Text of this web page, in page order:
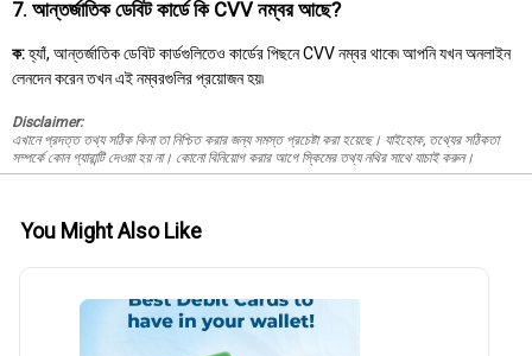
7. আন্তর্জাতিক ডেবিট কার্ডে কি CVV নম্বর আছে?
ক:হ্যাঁ, আন্তর্জাতিক ডেবিট কার্ডগুলিতেও কার্ডের পিছনে CVV নম্বর থাকে৷ আপনি যখন অনলাইন
লেনদেন করেন তখন এই নম্বরগুলির প্রয়োজন হয়৷
Disclaimer:
এখানে প্রদত্ত তথ্য সঠিক কিনা তা নিশ্চিত করার জন্য সমস্ত প্রচেষ্টা করা হয়েছে। যাইহোক, তথ্যের সঠিকতা
সম্পর্কে কোন গ্যারান্টি দেওয়া হয় না। কোনো বিনিয়োগ করার আগে স্কিমের তথ্য নথির সাথে যাচাই করুন।
You Might Also Like